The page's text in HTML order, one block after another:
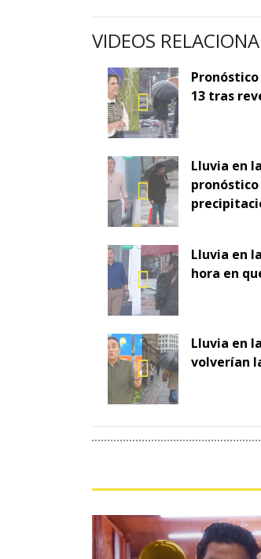
VIDEOS
13 tras
Lluvia en
Lluvia en
hora en
Lluvia en
volverían